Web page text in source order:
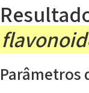
Parâmetros